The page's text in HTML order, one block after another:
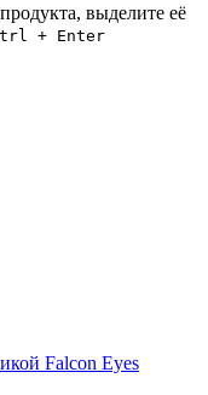
выделите её
+ Enter
Falcon Eyes